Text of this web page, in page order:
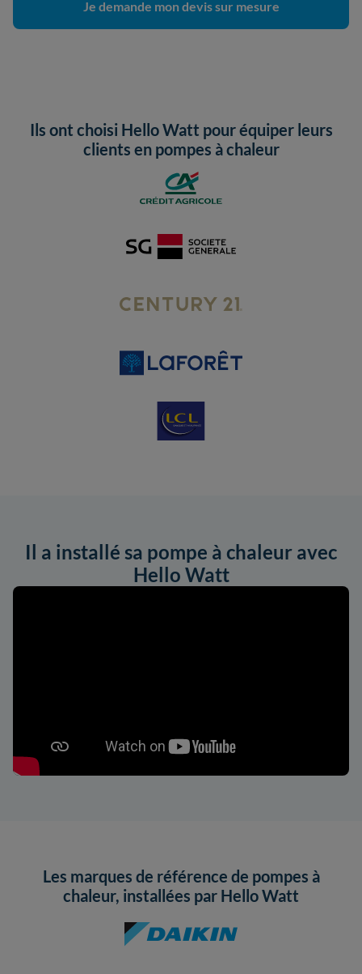
Je demande mon devis sur mesure
Ils ont choisi Hello Watt pour équiper leurs
clients en pompes à chaleur
Il a installé sa pompe à chaleur avec
Hello Watt
Les marques de référence de pompes à
chaleur, installées par Hello Watt